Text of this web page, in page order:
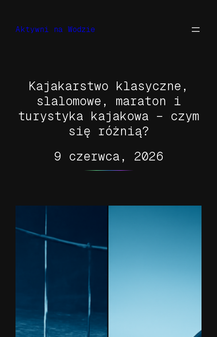
treści
Aktywni na Wodzie
Kajakarstwo klasyczne,
slalomowe, maraton i
turystyka kajakowa – czym
się różnią?
9 czerwca, 2026